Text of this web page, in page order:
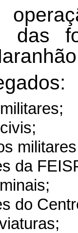
das
da
do